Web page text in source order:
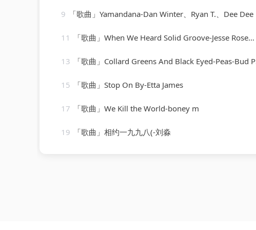
9 「歌曲」Yamandana-Dan Winter、Ryan T.、Dee Dee
11 「歌曲」When We Heard Solid Groove-Jesse Rose、Oliver $
13 「歌曲」Collard Greens And Black Eyed-Peas-Bud Powell
15 「歌曲」Stop On By-Etta James
17 「歌曲」We Kill the World-boney m
19 「歌曲」相约一九九八(-刘淼